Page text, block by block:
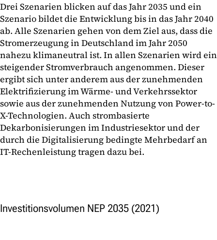
Drei Szenarien blicken auf das Jahr 2035 und ein
Szenario bildet die Entwicklung bis in das Jahr 2040
ab. Alle Szenarien gehen von dem Ziel aus, dass die
Stromerzeugung in Deutschland im Jahr 2050
nahezu klimaneutral ist. In allen Szenarien wird ein
steigender Stromverbrauch angenommen. Dieser
ergibt sich unter anderem aus der zunehmenden
Elektrifizierung im Wärme- und Verkehrssektor
sowie aus der zunehmenden Nutzung von Power-to-
X-Technologien. Auch strombasierte
Dekarbonisierungen im Industriesektor und der
durch die Digitalisierung bedingte Mehrbedarf an
IT-Rechenleistung tragen dazu bei.
Investitionsvolumen NEP 2035 (2021)